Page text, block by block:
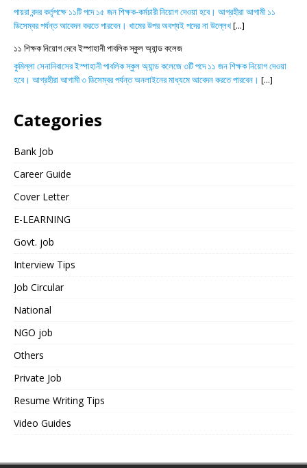
পায়রা বন্দর কর্তৃপক্ষে ১১টি পদে ১৫ জন শিক্ষক-কর্মচারী নিয়োগ দেওয়া হবে। আগ্রহীরা আগামী ১১
ডিসেম্বর পর্যন্ত আবেদন করতে পারবেন। খামের উপর অবশ্যই পদের না উল্লেখ[...]
১১ শিক্ষক নিয়োগ দেবে ইস্পাহানী পাবলিক স্কুল অ্যান্ড কলেজ
কুমিল্লা সেনানিবাসের ইস্পাহানী পাবলিক স্কুল অ্যান্ড কলেজে ৩টি পদে ১১ জন শিক্ষক নিয়োগ দেওয়া
হবে। আগ্রহীরা আগামী ৩ ডিসেম্বর পর্যন্ত অনলাইনের মাধ্যমে আবেদন করতে পারবেন। [...]
Categories
Bank Job
Career Guide
Cover Letter
E-LEARNING
Govt. job
Interview Tips
Job Circular
National
NGO job
Others
Private Job
Resume Writing Tips
Video Guides